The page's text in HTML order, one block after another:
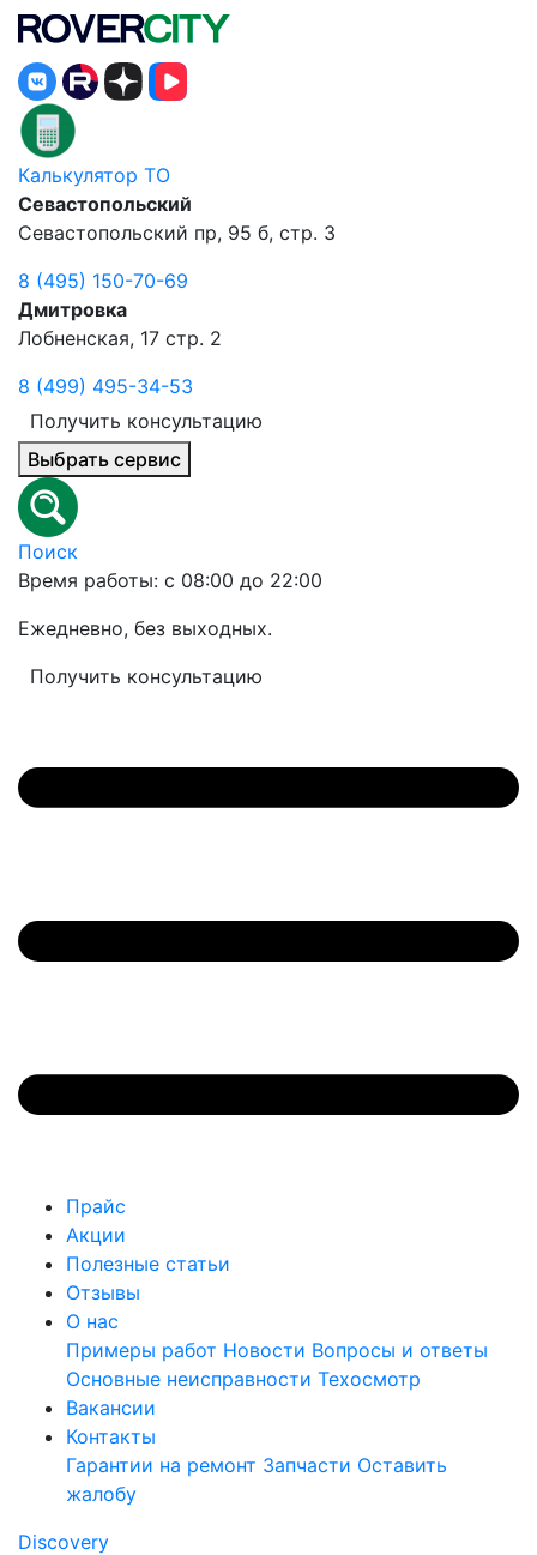
Калькулятор ТО
Севастопольский
Севастопольский пр, 95 б, стр. 3
8 (495) 150-70-69
Дмитровка
Лобненская, 17 стр. 2
8 (499) 495-34-53
Получить консультацию
Выбрать сервис
Поиск
Время работы: с 08:00 до 22:00
Ежедневно, без выходных.
Получить консультацию
Прайс
Акции
Полезные статьи
Отзывы
О нас
Примеры работ Новости Вопросы и ответы
Основные неисправности Техосмотр
Вакансии
Контакты
Гарантии на ремонт Запчасти Оставить
жалобу
Discovery